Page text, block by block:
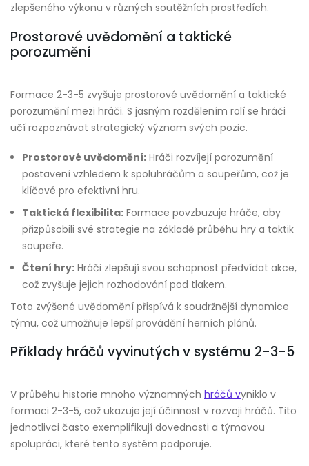
zlepšeného výkonu v různých soutěžních prostředích.
Prostorové uvědomění a taktické
porozumění
Formace 2-3-5 zvyšuje prostorové uvědomění a taktické
porozumění mezi hráči. S jasným rozdělením rolí se hráči
učí rozpoznávat strategický význam svých pozic.
Prostorové uvědomění: Hráči rozvíjejí porozumění
postavení vzhledem k spoluhráčům a soupeřům, což je
klíčové pro efektivní hru.
Taktická flexibilita: Formace povzbuzuje hráče, aby
přizpůsobili své strategie na základě průběhu hry a taktik
soupeře.
Čtení hry: Hráči zlepšují svou schopnost předvídat akce,
což zvyšuje jejich rozhodování pod tlakem.
Toto zvýšené uvědomění přispívá k soudržnější dynamice
týmu, což umožňuje lepší provádění herních plánů.
Příklady hráčů vyvinutých v systému 2-3-5
V průběhu historie mnoho významných hráčů vyniklo v
formaci 2-3-5, což ukazuje její účinnost v rozvoji hráčů. Tito
jednotlivci často exemplifikují dovednosti a týmovou
spolupráci, které tento systém podporuje.